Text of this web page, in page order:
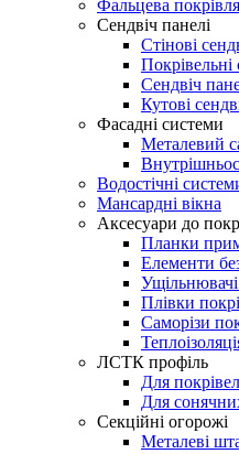
Фальцева покрівля
Сендвіч панелі
Стінові
Покрівельні
Сендвіч
Кутові
Фасадні системи
Металевий
Водостічні
Мансардні вікна
Аксесуари до
Планки
Елементи
Плівки
Саморізи
ЛСТК профіль
Для
Для
Секційні огорожі
Металеві